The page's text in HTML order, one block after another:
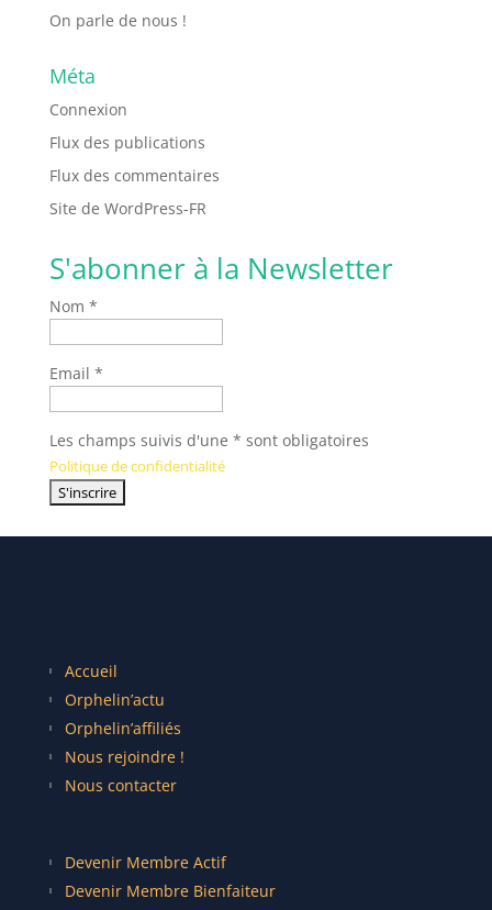
On parle de nous !
Méta
Connexion
Flux des publications
Flux des commentaires
Site de WordPress-FR
S'abonner à la Newsletter
Nom *
Email *
Les champs suivis d'une * sont obligatoires
Politique de confidentialité
Accueil
Orphelin’actu
Orphelin’affiliés
Nous rejoindre !
Nous contacter
Devenir Membre Actif
Devenir Membre Bienfaiteur